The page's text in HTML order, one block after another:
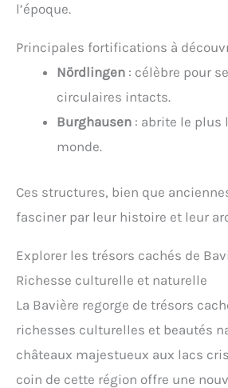
l’époque.
Principales fortifications à
Nördlingen : célèbre pour
circulaires intacts.
Burghausen : abrite le plus
monde.
Ces structures, bien que
fasciner par leur histoire et leur
Explorer les trésors cachés de
Richesse culturelle et naturelle
La Bavière regorge de trésors
richesses culturelles et beautés
châteaux majestueux aux lacs
coin de cette région offre une